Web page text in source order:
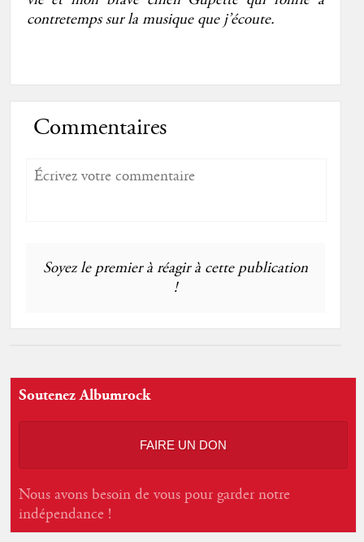
contretemps sur la musique que j’écoute.
Commentaires
Soyez le premier à réagir à cette publication
!
Soutenez Albumrock
FAIRE UN DON
Nous avons besoin de vous pour garder notre
indépendance !